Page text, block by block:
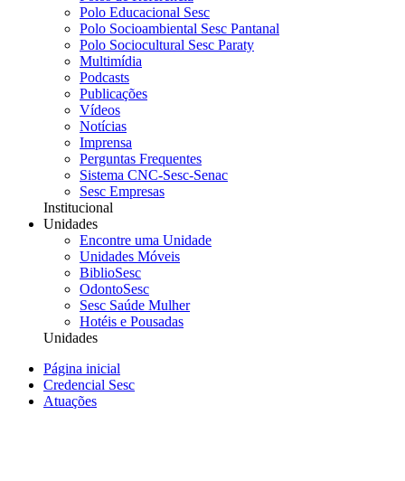
Polo Educacional Sesc
Polo Socioambiental Sesc Pantanal
Polo Sociocultural Sesc Paraty
Multimídia
Podcasts
Publicações
Vídeos
Notícias
Imprensa
Perguntas Frequentes
Sistema CNC-Sesc-Senac
Sesc Empresas
Institucional
Unidades
Encontre uma Unidade
Unidades Móveis
BiblioSesc
OdontoSesc
Sesc Saúde Mulher
Hotéis e Pousadas
Unidades
Página inicial
Credencial Sesc
Atuações